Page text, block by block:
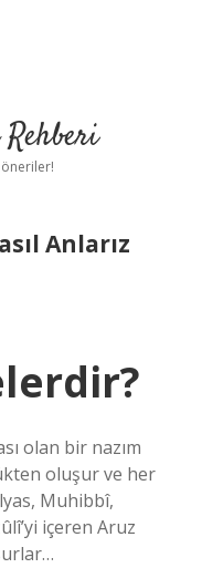
öneriler!
Anlarız
olan bir nazım
oluşur ve her
Muhibbî,
içeren Aruz